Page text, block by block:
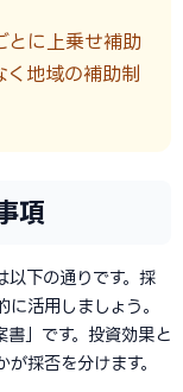
とに上乗せ補助
地域の補助制
項
以下の通りです。採
活用しましょう。
」です。投資効果と
採否を分けます。